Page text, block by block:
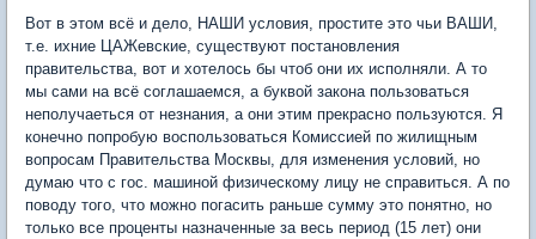
Вот в этом всё и дело, НАШИ условия, простите это чьи ВАШИ,
т.е. ихние ЦАЖевские, существуют постановления
правительства, вот и хотелось бы чтоб они их исполняли. А то
мы сами на всё соглашаемся, а буквой закона пользоваться
неполучаеться от незнания, а они этим прекрасно пользуются. Я
конечно попробую воспользоваться Комиссией по жилищным
вопросам Правительства Москвы, для изменения условий, но
думаю что с гос. машиной физическому лицу не справиться. А по
поводу того, что можно погасить раньше сумму это понятно, но
только все проценты назначенные за весь период (15 лет) они